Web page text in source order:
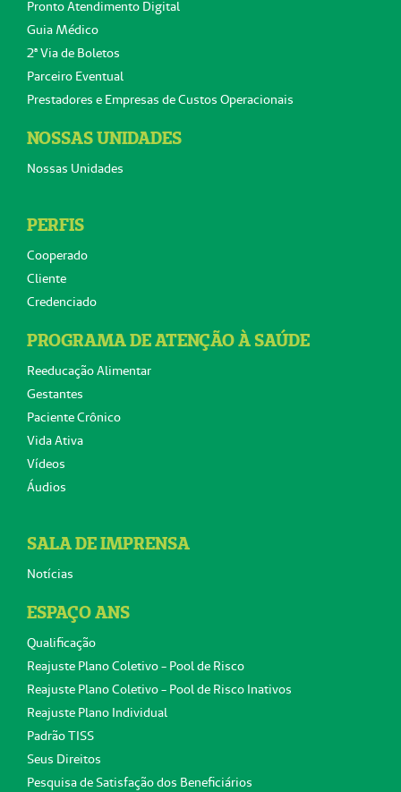
Pronto Atendimento Digital
Guia Médico
2ª Via de Boletos
Parceiro Eventual
Prestadores e Empresas de Custos Operacionais
NOSSAS UNIDADES
Nossas Unidades
PERFIS
Cooperado
Cliente
Credenciado
PROGRAMA DE ATENÇÃO À SAÚDE
Reeducação Alimentar
Gestantes
Paciente Crônico
Vida Ativa
Vídeos
Áudios
SALA DE IMPRENSA
Notícias
ESPAÇO ANS
Qualificação
Reajuste Plano Coletivo - Pool de Risco
Reajuste Plano Coletivo - Pool de Risco Inativos
Reajuste Plano Individual
Padrão TISS
Seus Direitos
Pesquisa de Satisfação dos Beneficiários